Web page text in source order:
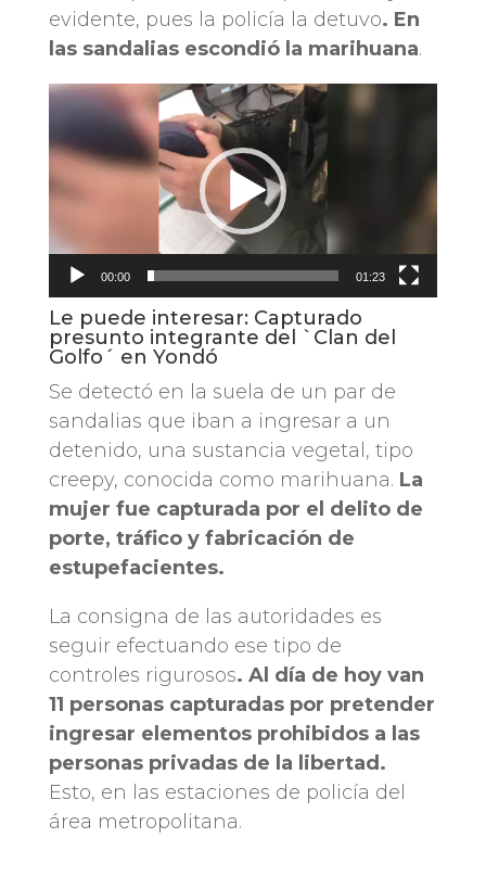
evidente, pues la policía la detuvo. En
las sandalias escondió la marihuana.
Reproductor
vídeo
00:00 01:23
Le puede interesar: Capturado
presunto integrante del `Clan del
Golfo´ en Yondó
Se detectó en la suela de un par de
sandalias que iban a ingresar a un
detenido, una sustancia vegetal, tipo
creepy, conocida como marihuana. La
mujer fue capturada por el delito de
porte, tráfico y fabricación de
estupefacientes.
La consigna de las autoridades es
seguir efectuando ese tipo de
controles rigurosos. Al día de hoy van
11 personas capturadas por pretender
ingresar elementos prohibidos a las
personas privadas de la libertad.
Esto, en las estaciones de policía del
área metropolitana.